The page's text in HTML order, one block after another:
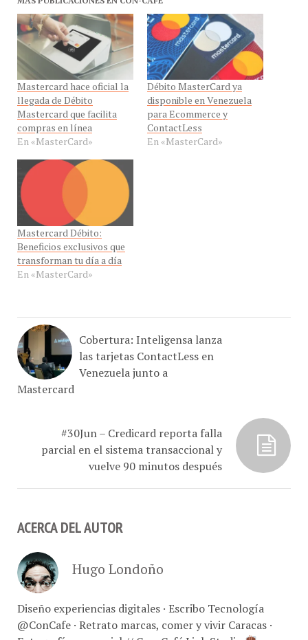
Mastercard hace oficial la
llegada de Débito
Mastercard que facilita
compras en línea
En «MasterCard»
Débito MasterCard ya
disponible en Venezuela
para Ecommerce y
ContactLess
En «MasterCard»
Mastercard Débito:
Beneficios exclusivos que
transforman tu día a día
En «MasterCard»
Cobertura: Inteligensa lanza
las tarjetas ContactLess en
Venezuela junto a
Mastercard
parcial en el sistema transaccional y
vuelve 90 minutos después
Diseño experiencias digitales · Escribo Tecnología
@ConCafe · Retrato marcas, comer y vivir Caracas ·
Fotografía comercial // Con-Café Link Studio